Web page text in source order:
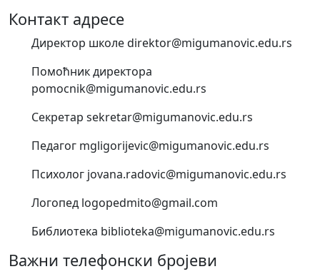
Контакт адресе
Директор школе direktor@migumanovic.edu.rs
Помоћник директора
pomocnik@migumanovic.edu.rs
Секретар sekretar@migumanovic.edu.rs
Педагог mgligorijevic@migumanovic.edu.rs
Психолог jovana.radovic@migumanovic.edu.rs
Логопед logopedmito@gmail.com
Библиотека biblioteka@migumanovic.edu.rs
Важни телефонски бројеви